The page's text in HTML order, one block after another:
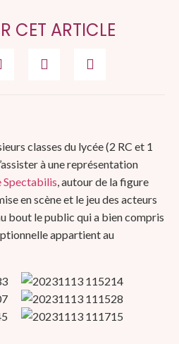
CET ARTICLE
classes du lycée (2 RC et 1
à une représentation
Spectabilis , autour de la figure
en scène et le jeu des acteurs
bout le public qui a bien compris
appartient au